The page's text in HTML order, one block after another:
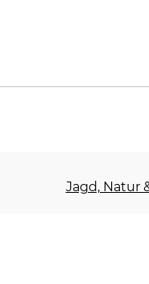
Jagd, Natur